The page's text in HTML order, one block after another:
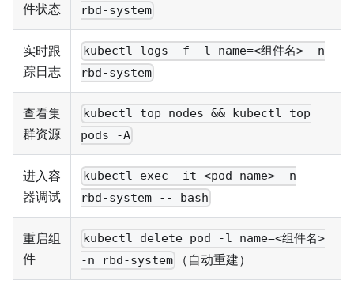
件状态
rbd-system
实时跟
踪日志
kubectl logs -f -l name=<组件名> -n
rbd-system
查看集
群资源
kubectl top nodes && kubectl top
pods -A
进入容
器调试
kubectl exec -it <pod-name> -n
rbd-system -- bash
重启组
件
kubectl delete pod -l name=<组件名>
-n rbd-system
（自动重建）